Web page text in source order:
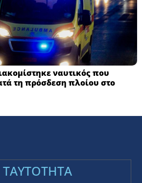
ναυτικός που
τη πρόσδεση πλοίου στο
TAYTOTHTA